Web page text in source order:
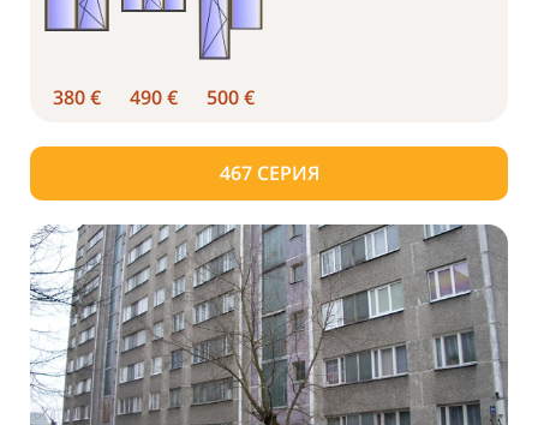
380 € 490 € 500 €
467 СЕРИЯ